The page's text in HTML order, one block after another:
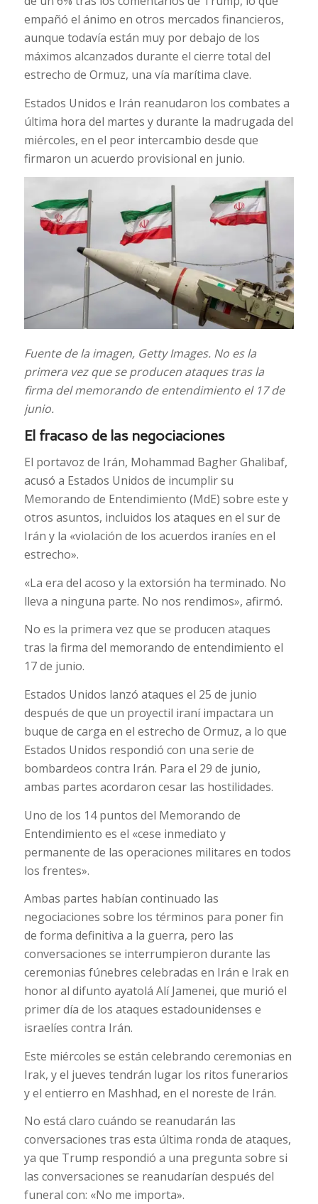
empañó el ánimo en otros mercados financieros,
aunque todavía están muy por debajo de los
máximos alcanzados durante el cierre total del
estrecho de Ormuz, una vía marítima clave.
Estados Unidos e Irán reanudaron los combates a
última hora del martes y durante la madrugada del
miércoles, en el peor intercambio desde que
firmaron un acuerdo provisional en junio.
Fuente de la imagen, Getty Images. No es la
primera vez que se producen ataques tras la
firma del memorando de entendimiento el 17 de
junio.
El fracaso de las negociaciones
El portavoz de Irán, Mohammad Bagher Ghalibaf,
acusó a Estados Unidos de incumplir su
Memorando de Entendimiento (MdE) sobre este y
otros asuntos, incluidos los ataques en el sur de
Irán y la «violación de los acuerdos iraníes en el
estrecho».
«La era del acoso y la extorsión ha terminado. No
lleva a ninguna parte. No nos rendimos», afirmó.
No es la primera vez que se producen ataques
tras la firma del memorando de entendimiento el
17 de junio.
Estados Unidos lanzó ataques el 25 de junio
después de que un proyectil iraní impactara un
buque de carga en el estrecho de Ormuz, a lo que
Estados Unidos respondió con una serie de
bombardeos contra Irán. Para el 29 de junio,
ambas partes acordaron cesar las hostilidades.
Uno de los 14 puntos del Memorando de
Entendimiento es el «cese inmediato y
permanente de las operaciones militares en todos
los frentes».
Ambas partes habían continuado las
negociaciones sobre los términos para poner fin
de forma definitiva a la guerra, pero las
conversaciones se interrumpieron durante las
ceremonias fúnebres celebradas en Irán e Irak en
honor al difunto ayatolá Alí Jamenei, que murió el
primer día de los ataques estadounidenses e
israelíes contra Irán.
Este miércoles se están celebrando ceremonias en
Irak, y el jueves tendrán lugar los ritos funerarios
y el entierro en Mashhad, en el noreste de Irán.
No está claro cuándo se reanudarán las
conversaciones tras esta última ronda de ataques,
ya que Trump respondió a una pregunta sobre si
las conversaciones se reanudarían después del
funeral con: «No me importa».